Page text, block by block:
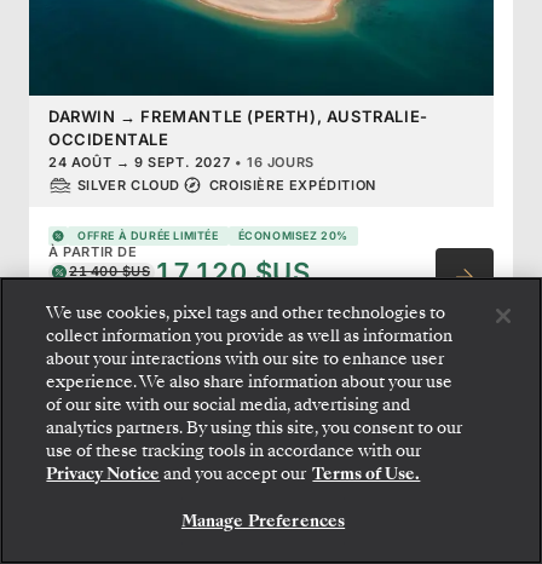
DARWIN → FREMANTLE (PERTH), AUSTRALIE-
OCCIDENTALE
24 AOÛT → 9 SEPT. 2027 •16 JOURS
SILVER CLOUD
CROISIÈRE EXPÉDITION
OFFRE À DURÉE LIMITÉE ÉCONOMISEZ 20%
À PARTIR DE
21 400 $US 17 120 $US
KIMBERLEY
Australia: Exploring Western
Australia & the Kimberley Coast
Inscrivez-vous pour offres et actus
INSCRIVEZ‑VOUS ET RECEVEZ DES OFFRES
We use cookies, pixel tags and other technologies to
collect information you provide as well as information
about your interactions with our site to enhance user
experience. We also share information about your use
of our site with our social media, advertising and
analytics partners. By using this site, you consent to our
use of these tracking tools in accordance with our
Privacy Notice and you accept our Terms of Use.
Manage Preferences